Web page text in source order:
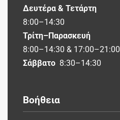
Δευτέρα & Τετάρτη
8:00–14:30
Τρίτη–Παρασκευή
8:00–14:30 & 17:00–21:00
Σάββατο 8:30–14:30
Βοήθεια